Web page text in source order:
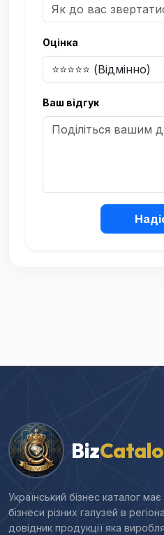
Оцінка
Ваш відгук
Biz
Український бізнес каталог
бізнеси різних галузей в
довідник продукції яка